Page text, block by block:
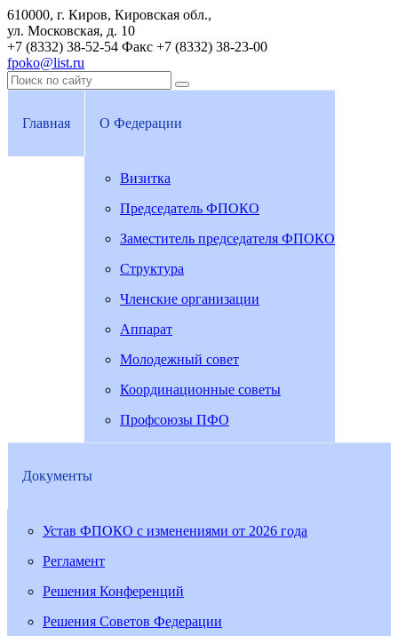
610000, г. Киров, Кировская обл.,
ул. Московская, д. 10
+7 (8332) 38-52-54 Факс +7 (8332) 38-23-00
fpoko@list.ru
Главная О Федерации
Визитка
Председатель ФПОКО
Заместитель председателя ФПОКО
Структура
Членские организации
Аппарат
Молодежный совет
Координационные советы
Профсоюзы ПФО
Документы
Устав ФПОКО с изменениями от 2026 года
Регламент
Решения Конференций
Решения Советов Федерации